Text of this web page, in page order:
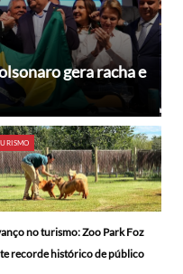
gera racha e
no turismo: Zoo Park Foz
recorde histórico de público